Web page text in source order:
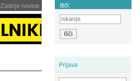
Zadnje novice Išči:
Prijava